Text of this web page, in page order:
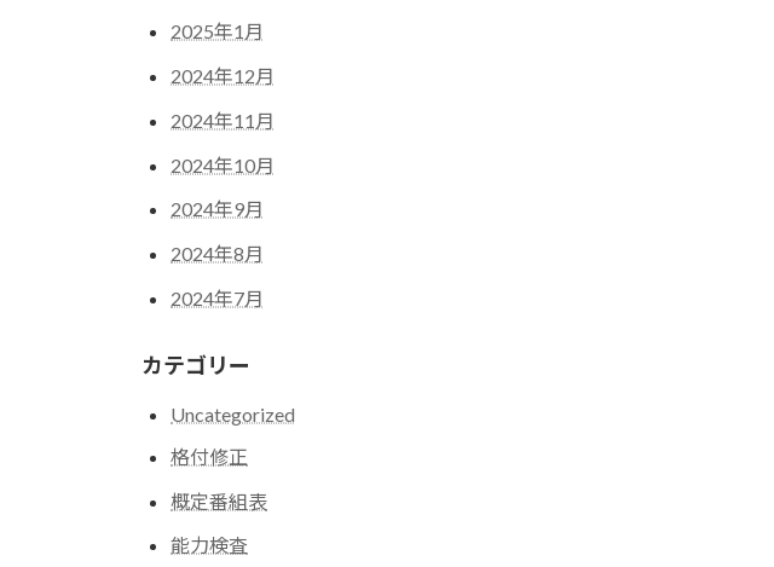
2025年1月
2024年12月
2024年11月
2024年10月
2024年9月
2024年8月
2024年7月
カテゴリー
Uncategorized
格付修正
概定番組表
能力検査